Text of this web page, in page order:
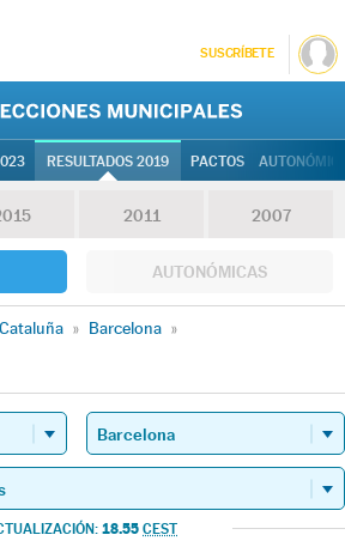
SUSCRÍBETE
RESULTADOS 2019 PACTOS
2011 2007
AUTONÓMICAS
Cataluña » Barcelona »
18.55 CEST